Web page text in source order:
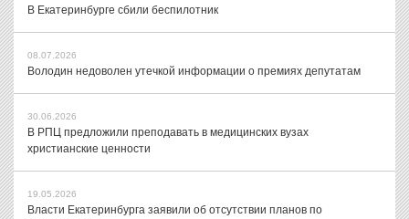
В Екатеринбурге сбили беспилотник
08.07.2026
Володин недоволен утечкой информации о премиях депутатам
30.06.2026
В РПЦ предложили преподавать в медицинских вузах
христианские ценности
19.05.2026
Власти Екатеринбурга заявили об отсутствии планов по